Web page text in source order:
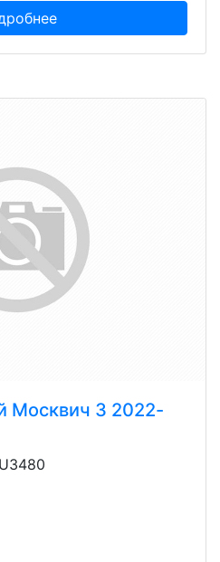
Москвич 3 2022-